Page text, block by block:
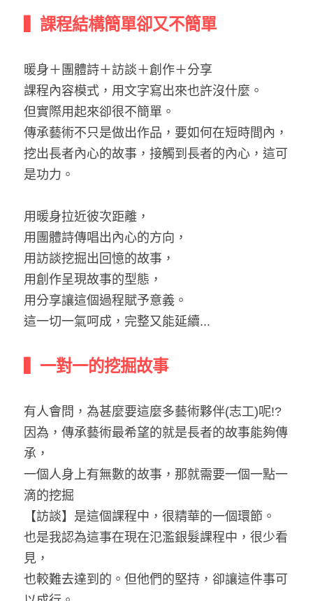
▍課程結構簡單卻又不簡單
暖身＋團體詩＋訪談＋創作＋分享
課程內容模式，用文字寫出來也許沒什麼。
但實際用起來卻很不簡單。
傳承藝術不只是做出作品，要如何在短時間內，
挖出長者內心的故事，接觸到長者的內心，這可
是功力。
用暖身拉近彼次距離，
用團體詩傳唱出內心的方向，
用訪談挖掘出回憶的故事，
用創作呈現故事的型態，
用分享讓這個過程賦予意義。
這一切一氣呵成，完整又能延續...
▍一對一的挖掘故事
有人會問，為甚麼要這麼多藝術夥伴(志工)呢!?
因為，傳承藝術最希望的就是長者的故事能夠傳
承，
一個人身上有無數的故事，那就需要一個一點一
滴的挖掘
【訪談】是這個課程中，很精華的一個環節。
也是我認為這事在現在氾濫銀髮課程中，很少看
見，
也較難去達到的。但他們的堅持，卻讓這件事可